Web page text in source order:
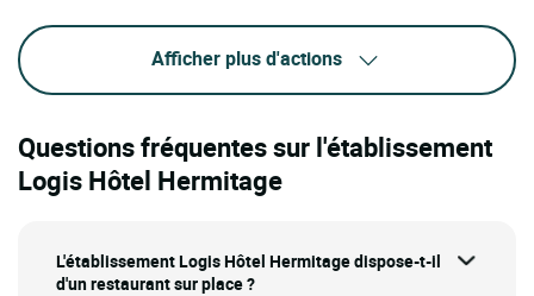
Afficher plus d'actions
Questions fréquentes sur l'établissement
Logis Hôtel Hermitage
L'établissement Logis Hôtel Hermitage dispose-t-il
d'un restaurant sur place ?